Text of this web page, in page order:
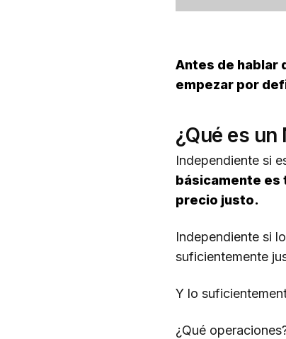
Antes de hablar
empezar por
¿Qué es
Independiente si
básicamente es
precio justo.
Independiente si
suficientemente
Y lo
¿Qué